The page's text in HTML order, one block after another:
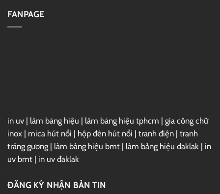
FANPAGE
in uv | làm bảng hiệu | làm bảng hiệu tphcm | gia công chữ
inox | mica hút nổi | hộp đèn hút nổi | tranh điện | tranh
tráng gương | làm bảng hiệu bmt | làm bảng hiệu đaklak | in
uv bmt | in uv đaklak
ĐĂNG KÝ NHẬN BẢN TIN